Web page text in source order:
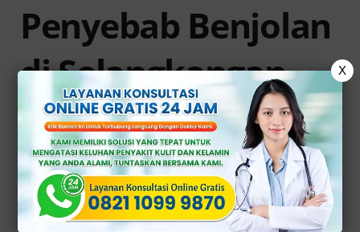
Penyebab Benjolan
di Selangkangan
Wanita
Berikut beberapa dari penyebab
benjolan di selangkangan wanita
X